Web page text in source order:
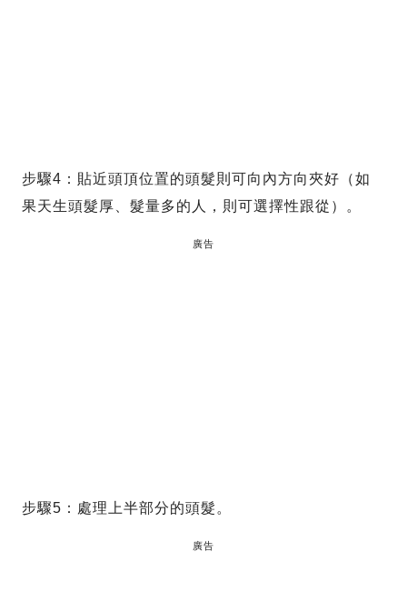
步驟4：貼近頭頂位置的頭髮則可向內方向夾好（如
果天生頭髮厚、髮量多的人，則可選擇性跟從）。
廣告
步驟5：處理上半部分的頭髮。
廣告